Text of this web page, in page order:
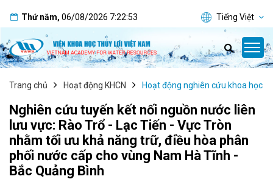
Thứ năm, 06/08/2026 7:22:53 Tiếng Việt
Trang chủ Hoạt động KHCN Hoạt động nghiên cứu khoa học
Nghiên cứu tuyến kết nối nguồn nước liên
lưu vực: Rào Trổ - Lạc Tiến - Vực Tròn
nhằm tối ưu khả năng trữ, điều hòa phân
phối nước cấp cho vùng Nam Hà Tĩnh -
Bắc Quảng Bình